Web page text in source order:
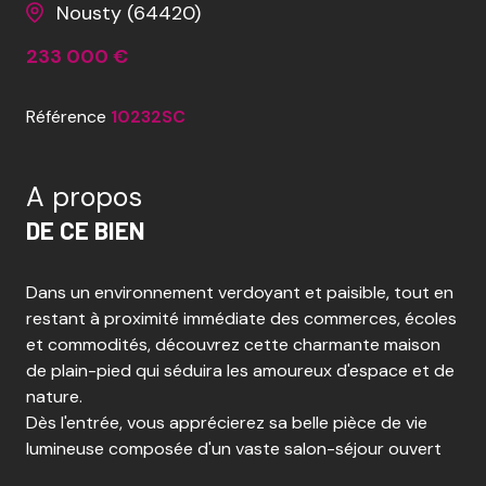
Nousty (64420)
233 000 €
Référence 10232SC
A propos
DE CE BIEN
Dans un environnement verdoyant et paisible, tout en
restant à proximité immédiate des commerces, écoles
et commodités, découvrez cette charmante maison
de plain-pied qui séduira les amoureux d'espace et de
nature.
Dès l'entrée, vous apprécierez sa belle pièce de vie
lumineuse composée d'un vaste salon-séjour ouvert